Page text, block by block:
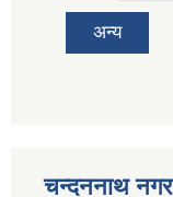
अन्य
चन्दननाथ